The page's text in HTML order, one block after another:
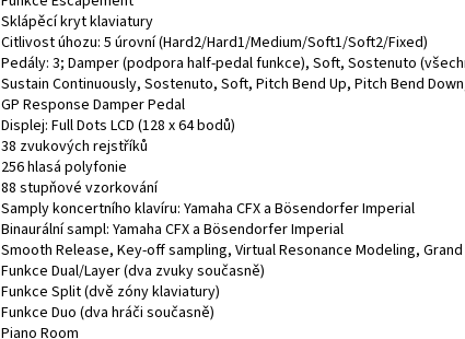
Sklápěcí kryt klaviatury
Citlivost úhozu: 5 úrovní (Hard2/Hard1/Medium/Soft1/Soft2/Fixed)
Pedály: 3; Damper (podpora half-pedal funkce), Soft, Sostenuto
Sustain Continuously, Sostenuto, Soft, Pitch Bend Up, Pitch Bend
GP Response Damper Pedal
Displej: Full Dots LCD (128 x 64 bodů)
38 zvukových rejstříků
256 hlasá polyfonie
88 stupňové vzorkování
Samply koncertního klavíru: Yamaha CFX a Bösendorfer Imperial
Binaurální sampl: Yamaha CFX a Bösendorfer Imperial
Smooth Release, Key-off sampling, Virtual Resonance Modeling,
Funkce Dual/Layer (dva zvuky současně)
Funkce Split (dvě zóny klaviatury)
Funkce Duo (dva hráči současně)
Piano Room